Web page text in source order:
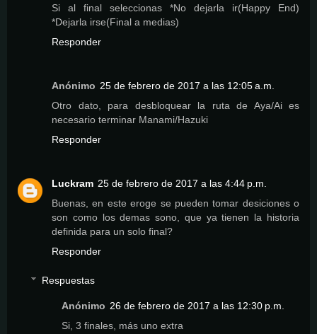
Si al final seleccionas *No dejarla ir(Happy End)
*Dejarla irse(Final a medias)
Responder
Anónimo 25 de febrero de 2017 a las 12:05 a.m.
Otro dato, para desbloquear la ruta de Aya/Ai es
necesario terminar Manami/Hazuki
Responder
Luckram 25 de febrero de 2017 a las 4:44 p.m.
Buenas, en este eroge se pueden tomar desiciones o
son como los demas sono, que ya tienen la historia
definida para un solo final?
Responder
Respuestas
Anónimo 26 de febrero de 2017 a las 12:30 p.m.
Si, 3 finales, más uno extra